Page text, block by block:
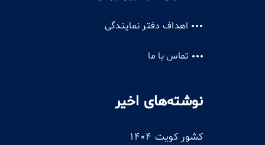
اهداف دفتر نمایندگی
تماس با ما
نوشته‌های اخیر
کشور کویت 1404